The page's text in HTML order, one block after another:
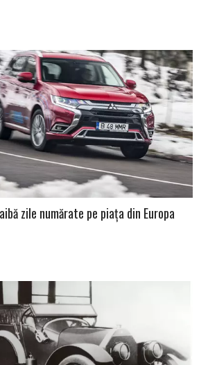
zile numărate pe piața din Europa